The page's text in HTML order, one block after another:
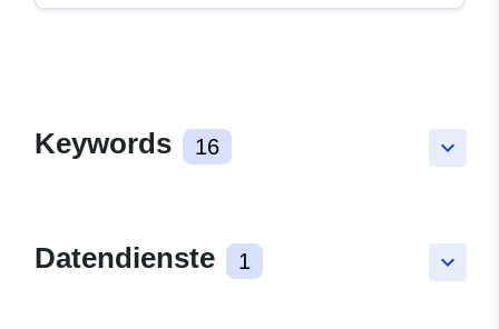
keyboard_arrow_down
Keywords 16
keyboard_arrow_down
Datendienste 1